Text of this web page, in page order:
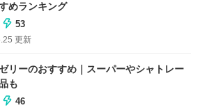
めランキング
53
更新
リーのおすすめ｜スーパーやシャトレー
も
46